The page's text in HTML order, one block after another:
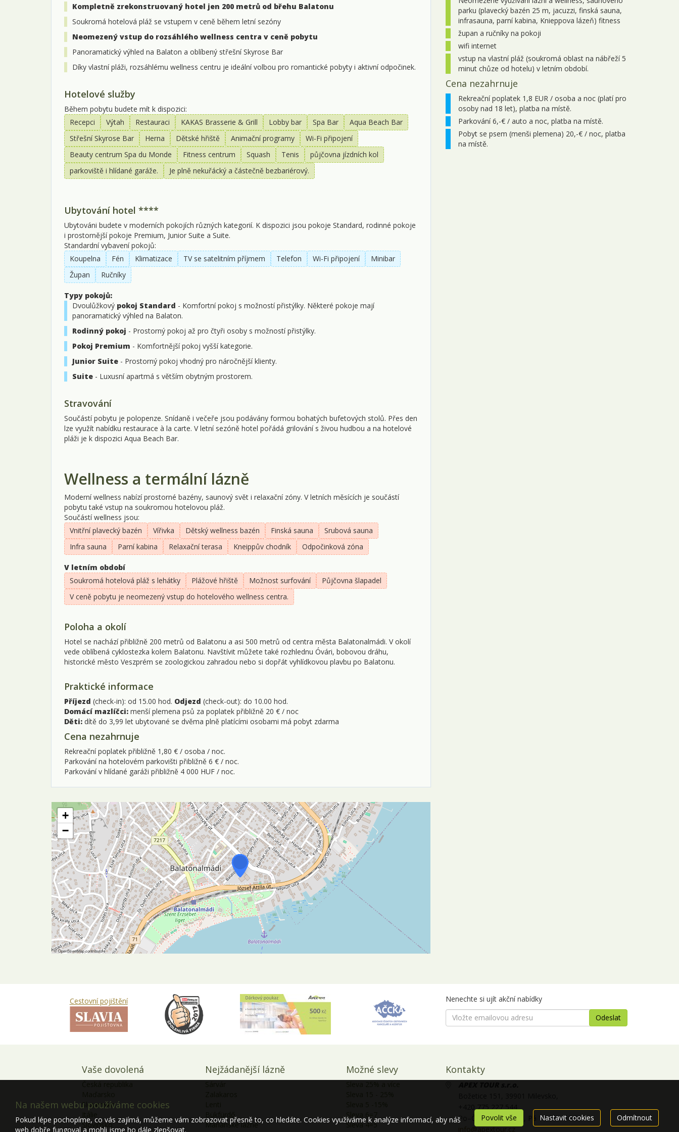
Kompletně zrekonstruovaný hotel jen 200 metrů od břehu Balatonu
Soukromá hotelová pláž se vstupem v ceně během letní sezóny
Neomezený vstup do rozsáhlého wellness centra v ceně pobytu
Panoramatický výhled na Balaton a oblíbený střešní Skyrose Bar
Díky vlastní pláži, rozsáhlému wellness centru je ideální volbou pro romantické pobyty i aktivní odpočinek.
Hotelové služby
Během pobytu budete mít k dispozici:
Recepci
Výtah Restauraci KAKAS Brasserie & Grill Lobby bar Spa Bar
Aqua Beach Bar
Střešní Skyrose Bar
Herna Dětské hřiště Animační programy
Wi-Fi připojení
Beauty centrum Spa du Monde
Fitness centrum Squash Tenis
půjčovna jízdních kol
parkoviště i hlídané garáže.
Je plně nekuřácký a částečně bezbariérový.
Ubytování hotel ****
Ubytováni budete v moderních pokojích různých kategorií. K dispozici jsou pokoje Standard, rodinné pokoje
i prostornější pokoje Premium, Junior Suite a Suite.
Standardní vybavení pokojů:
Koupelna
Fén Klimatizace TV se satelitním příjmem Telefon Wi-Fi připojení
Minibar
Župan
Ručníky
Typy pokojů:
Dvoulůžkový pokoj Standard - Komfortní pokoj s možností přistýlky. Některé pokoje mají
panoramatický výhled na Balaton.
Rodinný pokoj - Prostorný pokoj až pro čtyři osoby s možností přistýlky.
Pokoj Premium - Komfortnější pokoj vyšší kategorie.
Junior Suite - Prostorný pokoj vhodný pro náročnější klienty.
Suite - Luxusní apartmá s větším obytným prostorem.
Stravování
Součástí pobytu je polopenze. Snídaně i večeře jsou podávány formou bohatých bufetových stolů. Přes den
lze využít nabídku restaurace à la carte. V letní sezóně hotel pořádá grilování s živou hudbou a na hotelové
pláži je k dispozici Aqua Beach Bar.
Wellness a termální lázně
Moderní wellness nabízí prostorné bazény, saunový svět i relaxační zóny. V letních měsících je součástí
pobytu také vstup na soukromou hotelovou pláž.
Součástí wellness jsou:
Vnitřní plavecký bazén
Vířivka Dětský wellness bazén Finská sauna
Srubová sauna
Infra sauna
Parní kabina Relaxační terasa Kneippův chodník Odpočinková zóna
V letním období
Soukromá hotelová pláž s lehátky
Plážové hřiště Možnost surfování
Půjčovna šlapadel
V ceně pobytu je neomezený vstup do hotelového wellness centra.
Poloha a okolí
Hotel se nachází přibližně 200 metrů od Balatonu a asi 500 metrů od centra města Balatonalmádi. V okolí
vede oblíbená cyklostezka kolem Balatonu. Navštívit můžete také rozhlednu Óvári, bobovou dráhu,
historické město Veszprém se zoologickou zahradou nebo si dopřát vyhlídkovou plavbu po Balatonu.
Praktické informace
Příjezd (check-in): od 15.00 hod. Odjezd (check-out): do 10.00 hod.
Domácí mazlíčci: menší plemena psů za poplatek přibližně 20 € / noc
Děti: dítě do 3,99 let ubytované se dvěma plně platícími osobami má pobyt zdarma
Cena nezahrnuje
Rekreační poplatek přibližně 1,80 € / osoba / noc.
Parkování na hotelovém parkovišti přibližně 6 € / noc.
Parkování v hlídané garáži přibližně 4 000 HUF / noc.
01.10. - 04.10.2026
4 dny 7 100 Kč objednej
04.10. - 07.10.2026 4 dny 6 100 Kč
08.10. - 11.10.2026
11.10. - 14.10.2026 4 dny 6 100 Kč
15.10. - 18.10.2026
18.10. - 21.10.2026 4 dny 6 100 Kč objednej
22.10. - 25.10.2026 4 dny 7 550 Kč objednej
25.10. - 28.10.2026
parku (plavecký bazén 25 m, jacuzzi, finská sauna,
infrasauna, parní kabina, Knieppova lázeň) fitness
župan a ručníky na pokoji
wifi internet
vstup na vlastní pláž (soukromá oblast na nábřeží 5
minut chůze od hotelu) v letním období.
Cena nezahrnuje
Rekreační poplatek 1,8 EUR / osoba a noc (platí pro
osoby nad 18 let), platba na místě.
Parkování 6,-€ / auto a noc, platba na místě.
Pobyt se psem (menši plemena) 20,-€ / noc, platba
na místě.
+
−
©OpenStreetMapcontributors
Cestovní pojištění Nenechte si ujít akční nabídky
Vaše dovolená
Slovensko
Slovinsko
Nejžádanější lázně
Mariánské lážně
Možné slevy
Sleva 4=5
Kontakty
Po–Čt 10.00 – 17.00, Pá 10.00 – 15.00
info@apextour.cz
Na našem webu používáme cookies
Pokud lépe pochopíme, co vás zajímá, můžeme vám zobrazovat přesně to, co hledáte. Cookies využíváme k analýze informací, aby náš
web dobře fungoval a mohli jsme ho dále zlepšovat.
Povolit vše Nastavit cookies Odmítnout